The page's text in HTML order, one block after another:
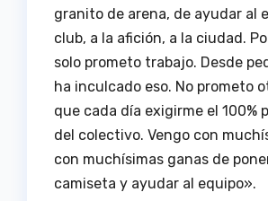
granito de arena, de ayudar al
club, a la afición, a la ciudad.
solo prometo trabajo. Desde
ha inculcado eso. No prometo
que cada día exigirme el 100%
del colectivo. Vengo con
con muchísimas ganas de
camiseta y ayudar al equipo».